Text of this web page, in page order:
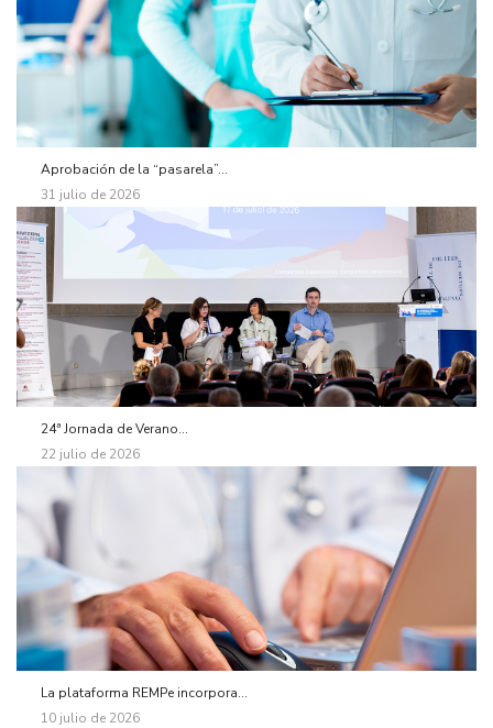
Aprobación de la “pasarela”...
31 julio de 2026
24ª Jornada de Verano...
22 julio de 2026
La plataforma REMPe incorpora...
10 julio de 2026